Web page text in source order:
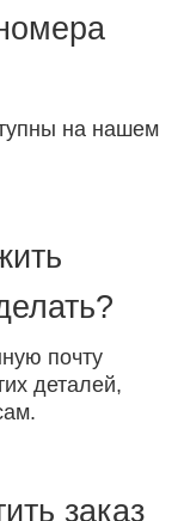
на нашем
почту
деталей,
заказ